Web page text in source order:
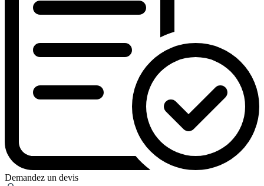
Demandez un devis